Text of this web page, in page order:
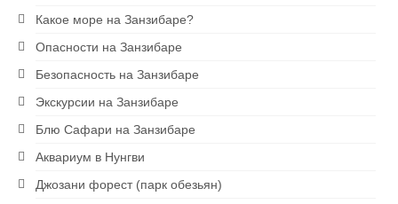
Какое море на Занзибаре?
Опасности на Занзибаре
Безопасность на Занзибаре
Экскурсии на Занзибаре
Блю Сафари на Занзибаре
Аквариум в Нунгви
Джозани форест (парк обезьян)